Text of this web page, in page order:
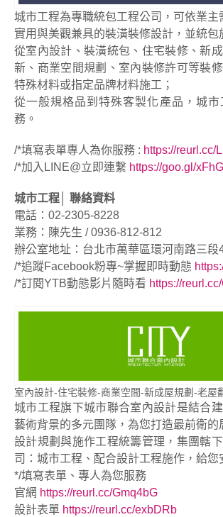
城市工程為專職統包工程公司，可依業主
實用與美觀兼具的裝潢裝修設計，並統包
從室內設計、裝潢統包、住宅裝修、新
新、商業空間規劃、室內裝修許可等裝
特殊材料或指定品牌材料施工；
從一般規格品到特殊客製化產品，城市
務。
/*填寫表單專人為你服務 : https://reurl.cc/
/*加入LINE@立即連繫 https://goo.gl/
城市工程│ 聯絡資料
電話：02-2305-8228
業務：陳先生 / 0936-812-812
辦公室地址：台北市萬華區環河南路三段
/*追蹤Facebook粉專~掌握即時動態
/*訂閱YTB動態影片隨時看 https://
室內設計-住宅裝修-商業空間-新成屋規劃-老屋
城市工程旗下城市聯合室內設計是結合
藝術背景的多元團隊，為您打造最前衛的
設計規劃與施作工程統籌管理，集團轄
司：城市工程、配合設計工程施作，給您
*/填寫表單、專人為您服務
官網 https://reurl.cc/Gmq4bG
設計表單 https://reurl.cc/exbDRb